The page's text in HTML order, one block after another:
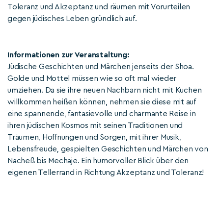
Toleranz und Akzeptanz und räumen mit Vorurteilen
gegen jüdisches Leben gründlich auf.
Informationen zur Veranstaltung:
Jüdische Geschichten und Märchen jenseits der Shoa.
Golde und Mottel müssen wie so oft mal wieder
umziehen. Da sie ihre neuen Nachbarn nicht mit Kuchen
willkommen heißen können, nehmen sie diese mit auf
eine spannende, fantasievolle und charmante Reise in
ihren jüdischen Kosmos mit seinen Traditionen und
Träumen, Hoffnungen und Sorgen, mit ihrer Musik,
Lebensfreude, gespielten Geschichten und Märchen von
Nacheß bis Mechaje. Ein humorvoller Blick über den
eigenen Tellerrand in Richtung Akzeptanz und Toleranz!